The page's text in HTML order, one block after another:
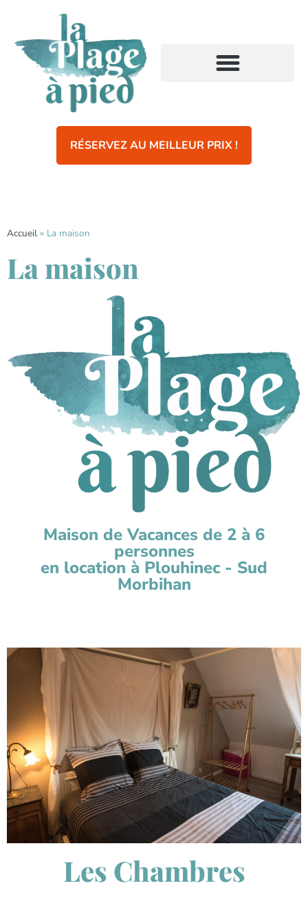
RÉSERVEZ AU MEILLEUR PRIX !
Accueil » La maison
La maison
Maison de Vacances de 2 à 6
personnes
en location à Plouhinec - Sud
Morbihan
Les Chambres